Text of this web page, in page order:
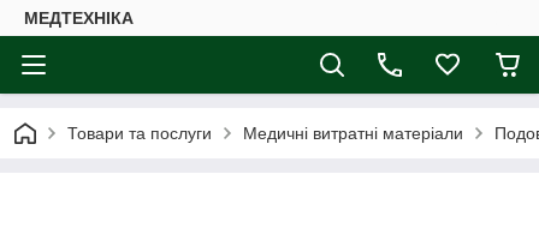
МЕДТЕХНІКА
Товари та послуги Медичні витратні матеріали